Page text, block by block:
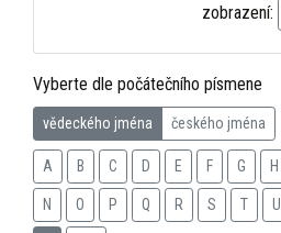
zobrazení:
Vyberte dle počátečního písmene
vědeckého jména českého jména
A B C D E F G H
N O P Q R S T U